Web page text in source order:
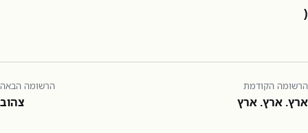
(
הרשומה הקודמת
ארץ. ארץ. ארץ
הרשומה הבאה
צהוב